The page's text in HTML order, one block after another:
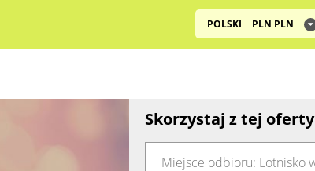
POLSKI PLN PLN
Skorzystaj z tej oferty